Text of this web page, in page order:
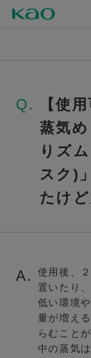
Q.
【使
蒸気
りズ
スク)
たけ
A.
使用後、
置いたり
低い環境
量が増え
らむこと
中の蒸気